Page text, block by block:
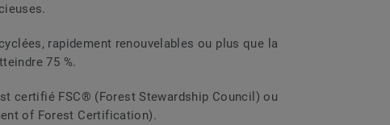
rapidement renouvelables ou plus que la
75 %.
certifié FSC® (Forest Stewardship Council) ou
of Forest Certification).